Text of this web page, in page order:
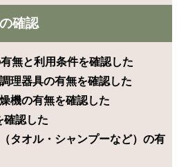
確認
無と利用条件を確認した
理器具の有無を確認した
機の有無を確認した
確認した
タオル・シャンプーなど）の有